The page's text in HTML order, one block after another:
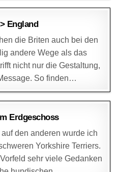
2025
England
die Briten auch bei den
andere Wege als das
nicht nur die Gestaltung,
So finden…
2025
Erdgeschoss
den anderen wurde ich
Yorkshire Terriers.
sehr viele Gedanken